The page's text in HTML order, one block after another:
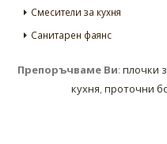
Смесители за кухня
Санитарен фаянс
Препоръчваме Ви: плочки
кухня,проточни